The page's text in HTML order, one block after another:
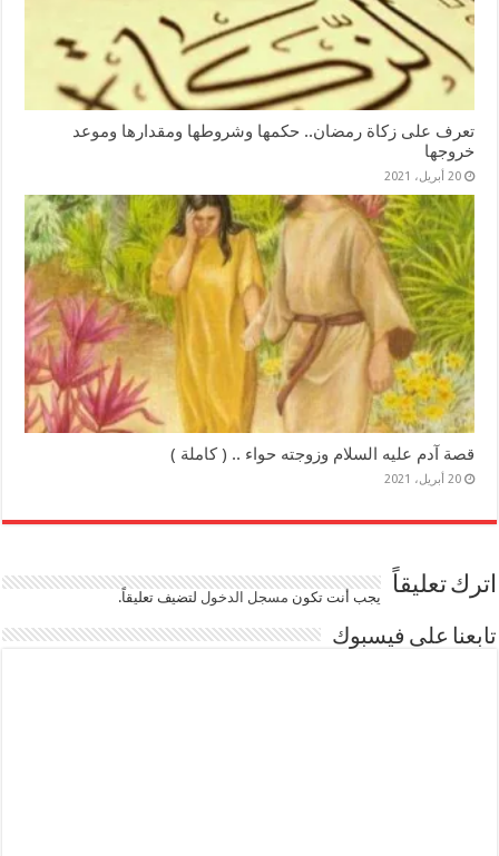
تعرف على زكاة رمضان.. حكمها وشروطها ومقدارها وموعد
خروجها
20 أبريل، 2021
قصة آدم عليه السلام وزوجته حواء .. ( كاملة )
20 أبريل، 2021
اترك تعليقاً يجب أنت تكون مسجل الدخوللتضيف تعليقاً.
تابعنا على فيسبوك